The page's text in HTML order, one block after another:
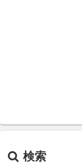
検索